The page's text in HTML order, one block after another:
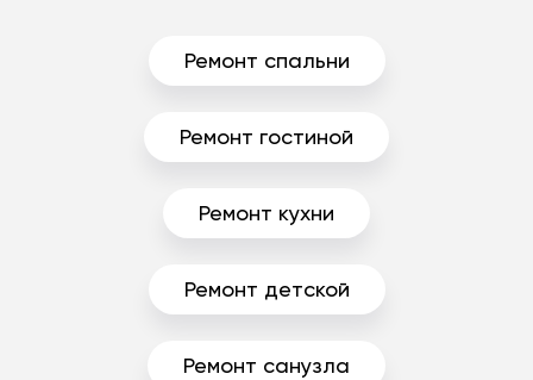
Ремонт спальни
Ремонт гостиной
Ремонт кухни
Ремонт детской
Ремонт санузла